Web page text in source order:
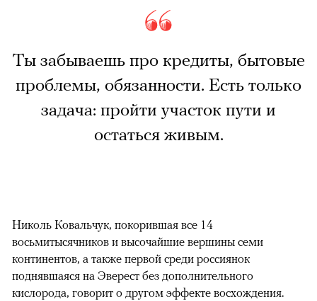
Ты забываешь про кредиты, бытовые
проблемы, обязанности. Есть только
задача: пройти участок пути и
остаться живым.
Николь Ковальчук, покорившая все 14
восьмитысячников и высочайшие вершины семи
континентов, а также первой среди россиянок
поднявшаяся на Эверест без дополнительного
кислорода, говорит о другом эффекте восхождения.